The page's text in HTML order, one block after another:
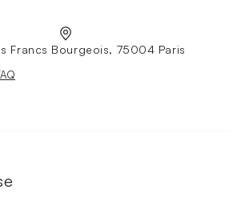
Francs Bourgeois, 75004 Paris